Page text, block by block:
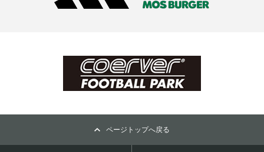
ページトップへ戻る